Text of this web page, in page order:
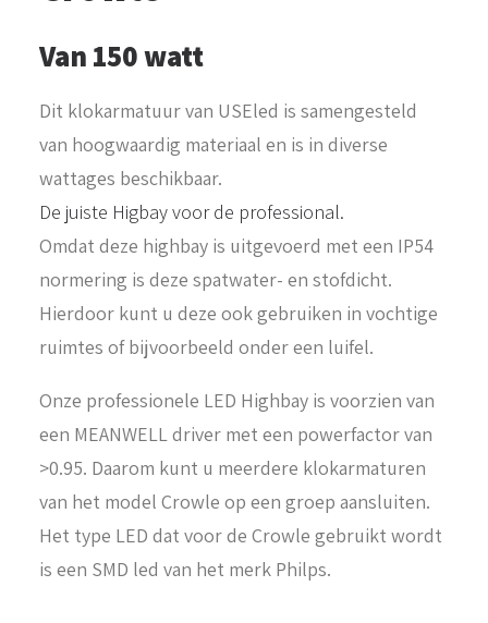
Van 150 watt
Dit klokarmatuur van USEled is samengesteld
van hoogwaardig materiaal en is in diverse
wattages beschikbaar.
De juiste Higbay voor de professional.
Omdat deze highbay is uitgevoerd met een IP54
normering is deze spatwater- en stofdicht.
Hierdoor kunt u deze ook gebruiken in vochtige
ruimtes of bijvoorbeeld onder een luifel.
Onze professionele LED Highbay is voorzien van
een MEANWELL driver met een powerfactor van
>0.95. Daarom kunt u meerdere klokarmaturen
van het model Crowle op een groep aansluiten.
Het type LED dat voor de Crowle gebruikt wordt
is een SMD led van het merk Philps.